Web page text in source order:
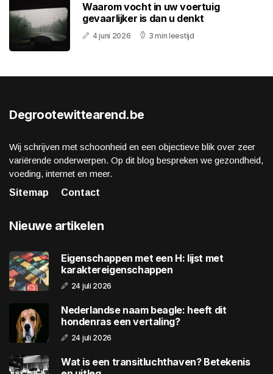
Waarom vocht in uw voertuig
gevaarlijker is dan u denkt
4 juni 2026 3 min leestijd
Degrootewittearend.be
Wij schrijven met schoonheid en een objectieve blik over zeer
variërende onderwerpen. Op dit blog bespreken we gezondheid,
voeding, internet en meer.
Sitemap
Contact
Nieuwe artikelen
Eigenschappen met een H: lijst met
karaktereigenschappen
24 juli 2026
Nederlandse naam beagle: heeft dit
hondenras een vertaling?
24 juli 2026
Wat is een transitluchthaven? Betekenis